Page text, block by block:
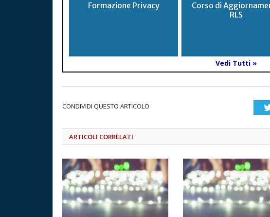
Formazione Privacy
Corso di
RLS
Vedi Tutti »
CONDIVIDI QUESTO ARTICOLO
ARTICOLI CORRELATI